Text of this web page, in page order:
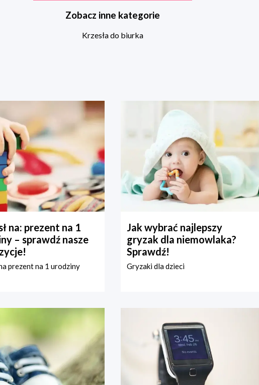
Zobacz inne kategorie
Krzesła do biurka
na: prezent na 1
– sprawdź nasze
prezent na 1 urodziny
Jak wybrać najlepszy
gryzak dla niemowlaka?
Sprawdź!
Gryzaki dla dzieci